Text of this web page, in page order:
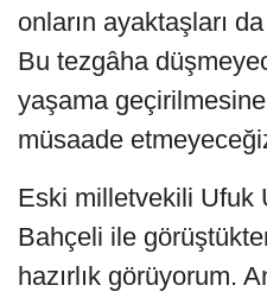
onların ayaktaşları
Bu tezgâha
yaşama
müsaade
Eski milletvekili Ufuk
Bahçeli ile
hazırlık görüyorum.